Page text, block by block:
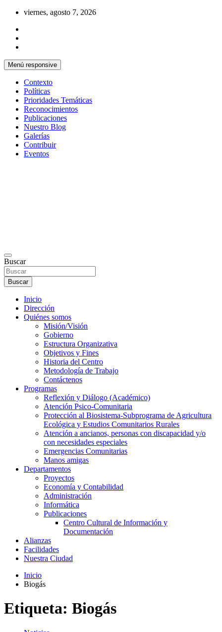
Saltar
contenido
viernes, agosto 7, 2026
Menú responsive
Contexto
Políticas
Prioridades Temáticas
Reconocimientos
Publicaciones
Nuestro Blog
Galerías
Contribuir
Eventos
Buscar
Buscar
Inicio
Dirección
Quiénes somos
Misión/Visión
Gobierno
Estructura Organizativa
Objetivos y Fines
Historia del Centro
Metodología de Trabajo
Contáctenos
Programas
Reflexión y Diálogo (Académico)
Atención Psico-Comunitaria
Protección al Biosistema-Subprograma de Agricultura
Ecológica y Estudios Comunitarios Rurales
Atención a ancianos, personas con discapacidad y/o
con necesidades especiales
Emergencias Comunitarias
Manos amigas
Departamentos
Proyectos
Economía y Contabilidad
Administración
Informática
Publicaciones
Centro Cultural de Información y
Documentación
Alianzas
Facilidades
Nuestra Ciudad
Inicio
Biogás
Etiqueta: Biogás